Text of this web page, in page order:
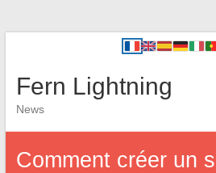
Fern Lightning
News
Comment créer un